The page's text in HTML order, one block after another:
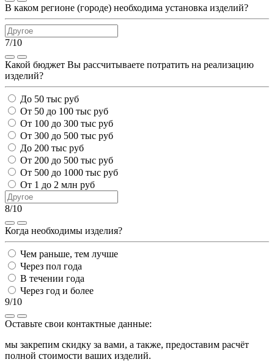
В каком регионе (городе) необходима установка изделий?
7/10
Какой бюджет Вы рассчитываете потратить на реализацию
изделий?
До 50 тыс руб
От 50 до 100 тыс руб
От 100 до 300 тыс руб
От 300 до 500 тыс руб
До 200 тыс руб
От 200 до 500 тыс руб
От 500 до 1000 тыс руб
От 1 до 2 млн руб
8/10
Когда необходимы изделия?
Чем раньше, тем лучше
Через пол года
В течении года
Через год и более
9/10
Оставьте свои контактные данные:
мы закрепим скидку за вами, а также, предоставим расчёт
полной стоимости ваших изделий.